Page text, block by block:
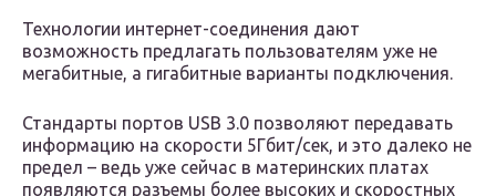
Технологии интернет-соединения дают
возможность предлагать пользователям уже не
мегабитные, а гигабитные варианты подключения.
Стандарты портов USB 3.0 позволяют передавать
информацию на скорости 5Гбит/сек, и это далеко не
предел – ведь уже сейчас в материнских платах
появляются разъемы более высоких и скоростных